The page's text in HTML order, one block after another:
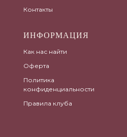
Контакты
ИНФОРМАЦИЯ
Как нас найти
Оферта
Политика
конфиденциальности
Правила клуба